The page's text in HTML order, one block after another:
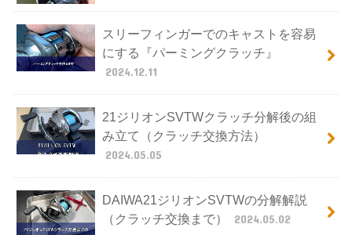
スリーフィンガーでのキャストを容易
にする『パーミングクラッチ』
2024.12.11
21ジリオンSVTWクラッチ分解後の組
み立て（クラッチ交換方法）
2024.05.05
DAIWA21ジリオンSVTWの分解解説
（クラッチ交換まで）
2024.05.02